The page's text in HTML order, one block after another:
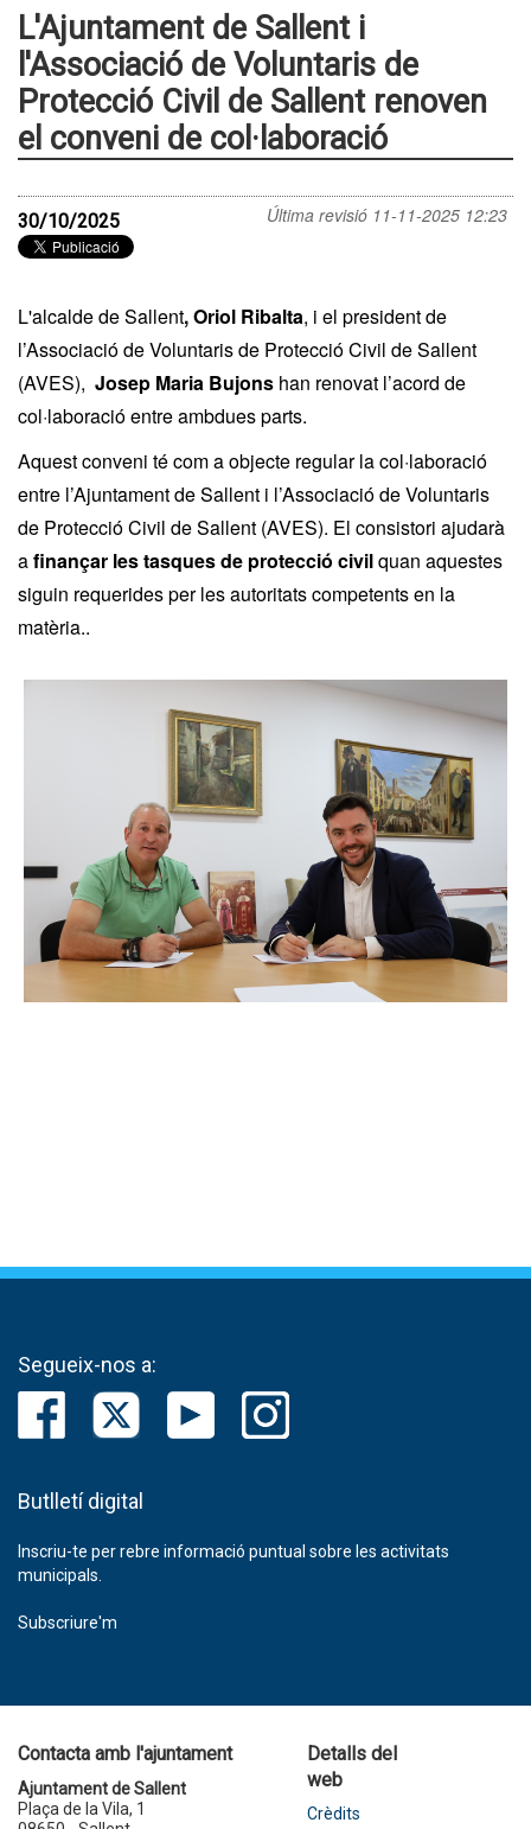
L'Ajuntament de Sallent i
l'Associació de Voluntaris de
Protecció Civil de Sallent renoven
el conveni de col·laboració
Última revisió 11-11-2025 12:23
30/10/2025
L'alcalde de Sallent, Oriol Ribalta, i el president de
l’Associació de Voluntaris de Protecció Civil de Sallent
(AVES), Josep Maria Bujons han renovat l’acord de
col·laboració entre ambdues parts.
Aquest conveni té com a objecte regular la col·laboració
entre l’Ajuntament de Sallent i l’Associació de Voluntaris
de Protecció Civil de Sallent (AVES). El consistori ajudarà
afinançar les tasques de protecció civilquan aquestes
siguin requerides per les autoritats competents en la
matèria..
Segueix-nos a:
Butlletí digital
Inscriu-te per rebre informació puntual sobre les activitats
municipals.
Subscriure'm
Contacta amb l'ajuntament
Ajuntament de Sallent
Plaça de la Vila, 1
Detalls del
web
Crèdits